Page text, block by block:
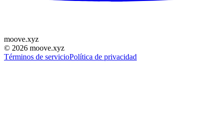
moove.xyz
© 2026 moove.xyz
Términos de servicioPolítica de privacidad